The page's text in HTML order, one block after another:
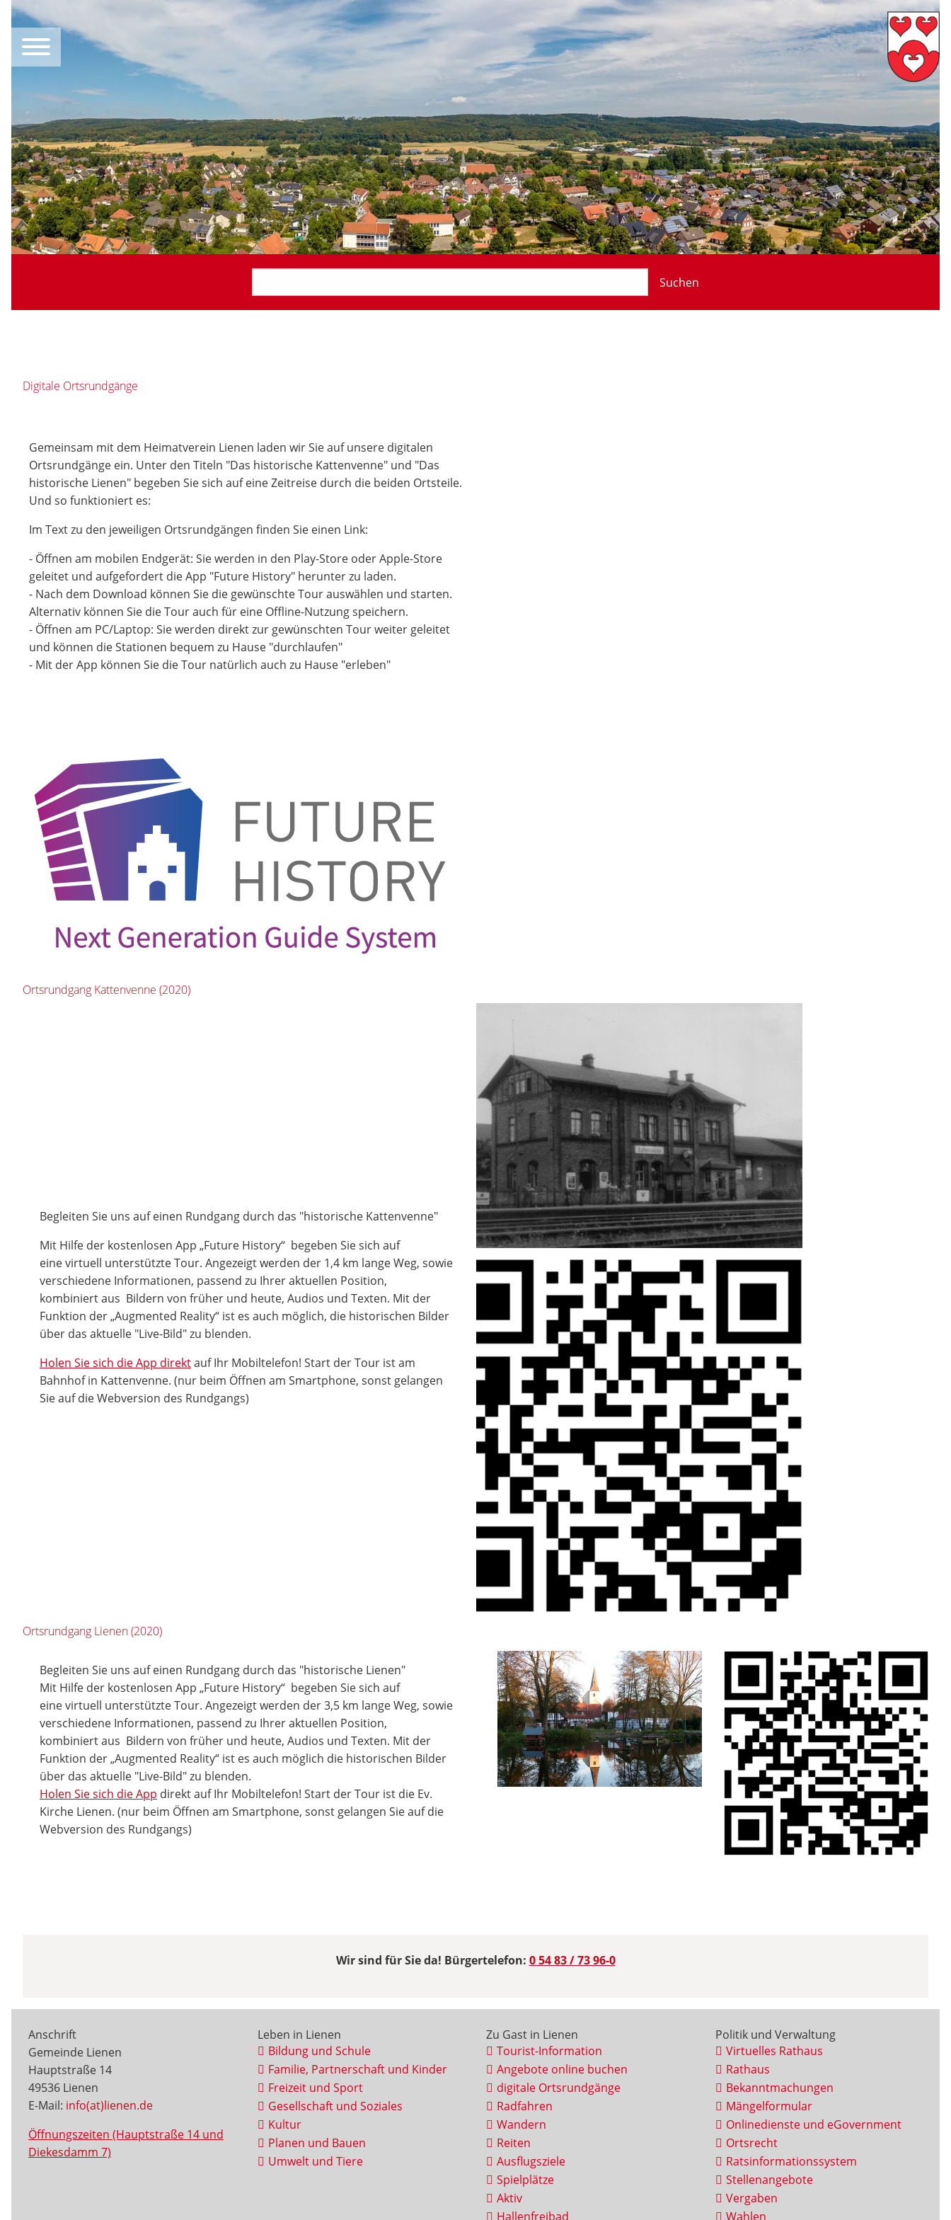
Suchen
Digitale Ortsrundgänge
Gemeinsam mit dem Heimatverein Lienen laden wir Sie auf unsere digitalen
Ortsrundgänge ein. Unter den Titeln "Das historische Kattenvenne" und "Das
historische Lienen" begeben Sie sich auf eine Zeitreise durch die beiden Ortsteile.
Und so funktioniert es:
Im Text zu den jeweiligen Ortsrundgängen finden Sie einen Link:
- Öffnen am mobilen Endgerät: Sie werden in den Play-Store oder Apple-Store
geleitet und aufgefordert die App "Future History" herunter zu laden.
- Nach dem Download können Sie die gewünschte Tour auswählen und starten.
Alternativ können Sie die Tour auch für eine Offline-Nutzung speichern.
- Öffnen am PC/Laptop: Sie werden direkt zur gewünschten Tour weiter geleitet
und können die Stationen bequem zu Hause "durchlaufen"
- Mit der App können Sie die Tour natürlich auch zu Hause "erleben"
Ortsrundgang Kattenvenne (2020)
Begleiten Sie uns auf einen Rundgang durch das "historische Kattenvenne"
Mit Hilfe der kostenlosen App „Future History“ begeben Sie sich auf
eine virtuell unterstützte Tour. Angezeigt werden der 1,4 km lange Weg, sowie
verschiedene Informationen, passend zu Ihrer aktuellen Position,
kombiniert aus Bildern von früher und heute, Audios und Texten. Mit der
Funktion der „Augmented Reality“ ist es auch möglich, die historischen Bilder
über das aktuelle "Live-Bild" zu blenden.
Holen Sie sich die App direktauf Ihr Mobiltelefon! Start der Tour ist am
Bahnhof in Kattenvenne. (nur beim Öffnen am Smartphone, sonst gelangen
Sie auf die Webversion des Rundgangs)
Ortsrundgang Lienen (2020)
Begleiten Sie uns auf einen Rundgang durch das "historische Lienen"
Mit Hilfe der kostenlosen App „Future History“ begeben Sie sich auf
eine virtuell unterstützte Tour. Angezeigt werden der 3,5 km lange Weg, sowie
verschiedene Informationen, passend zu Ihrer aktuellen Position,
kombiniert aus Bildern von früher und heute, Audios und Texten. Mit der
Funktion der „Augmented Reality“ ist es auch möglich die historischen Bilder
über das aktuelle "Live-Bild" zu blenden.
Holen Sie sich die App direkt auf Ihr Mobiltelefon! Start der Tour ist die Ev.
Kirche Lienen. (nur beim Öffnen am Smartphone, sonst gelangen Sie auf die
Webversion des Rundgangs)
Wir sind für Sie da! Bürgertelefon: 0 54 83 / 73 96-0
Anschrift
Gemeinde Lienen
Hauptstraße 14
49536 Lienen
E-Mail: info(at)lienen.de
Öffnungszeiten (Hauptstraße 14 und
Diekesdamm 7)
Leben in Lienen
Bildung und Schule
Familie, Partnerschaft und Kinder
Freizeit und Sport
Gesellschaft und Soziales
Kultur
Planen und Bauen
Umwelt und Tiere
Zu Gast in Lienen
Tourist-Information
Angebote online buchen
digitale Ortsrundgänge
Radfahren
Wandern
Reiten
Ausflugsziele
Spielplätze
Aktiv
Hallenfreibad
Politik und Verwaltung
Virtuelles Rathaus
Rathaus
Bekanntmachungen
Mängelformular
Onlinedienste und eGovernment
Ortsrecht
Ratsinformationssystem
Stellenangebote
Vergaben
Wahlen